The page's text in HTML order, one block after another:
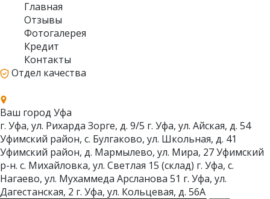
Главная
Отзывы
Фотогалерея
Кредит
Контакты
Отдел качества
Ваш город Уфа
г. Уфа, ул. Рихарда Зорге, д. 9/5 г. Уфа, ул. Айская, д. 54
Уфимский район, с. Булгаково, ул. Школьная, д. 41
Уфимский район, д. Мармылево, ул. Мира, 27Уфимский
р-н. с. Михайловка, ул. Светлая 15 (склад) г. Уфа, с.
Нагаево, ул. Мухаммеда Арсланова 51 г. Уфа, ул.
Дагестанская, 2 г. Уфа, ул. Кольцевая, д. 56А